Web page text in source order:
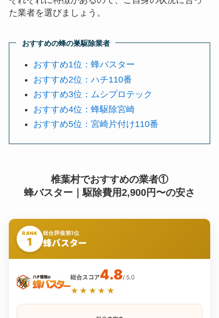
た業者を選びましょう。
おすすめの蜂の巣駆除業者
おすすめ1位：蜂バスター
おすすめ2位：ハチ110番
おすすめ3位：ムシプロテック
おすすめ4位：蜂駆除宮崎
おすすめ5位：宮崎片付け110番
椎葉村でおすすめの業者①
蜂バスター｜駆除費用2,900円〜の安さ
RANK
1
総合評価第1位
蜂バスター
総合スコア4.8/ 5.0
★★★★★